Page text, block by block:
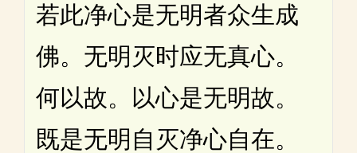
若此净心是无明者众生成
佛。无明灭时应无真心。
何以故。以心是无明故。
既是无明自灭净心自在。